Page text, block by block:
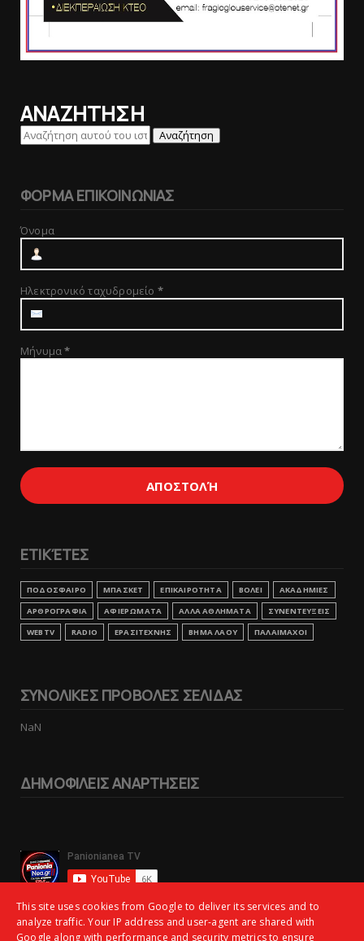
ΑΝΑΖΗΤΗΣΗ
ΦΟΡΜΑ ΕΠΙΚΟΙΝΩΝΙΑΣ
Όνομα
Ηλεκτρονικό ταχυδρομείο *
Μήνυμα*
ΕΤΙΚΈΤΕΣ
ΠΟΔΟΣΦΑΙΡΟ ΜΠΑΣΚΕΤ ΕΠΙΚΑΙΡΟΤΗΤΑ ΒΟΛΕΙ
ΑΚΑΔΗΜΙΕΣ
ΑΡΘΡΟΓΡΑΦΙΑ
ΑΦΙΕΡΩΜΑΤΑ ΑΛΛΑ ΑΘΛΗΜΑΤΑ
ΣΥΝΕΝΤΕΥΞΕΙΣ
WEBTV
RADIO ΕΡΑΣΙΤΕΧΝΗΣ ΒΗΜΑ ΛΑΟΥ ΠΑΛΑΙΜΑΧΟΙ
ΣΥΝΟΛΙΚΕΣ ΠΡΟΒΟΛΕΣ ΣΕΛΙΔΑΣ
NaN
ΔΗΜΟΦΙΛΕΙΣ ΑΝΑΡΤΗΣΕΙΣ
This site uses cookies from Google to deliver its services and to
analyze traffic. Your IP address and user-agent are shared with
Google along with performance and security metrics to ensure